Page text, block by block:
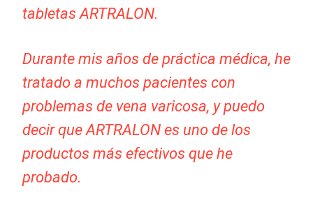
tabletas ARTRALON.
Durante mis años de práctica médica, he
tratado a muchos pacientes con
problemas de vena varicosa, y puedo
decir que ARTRALON es uno de los
productos más efectivos que he
probado.